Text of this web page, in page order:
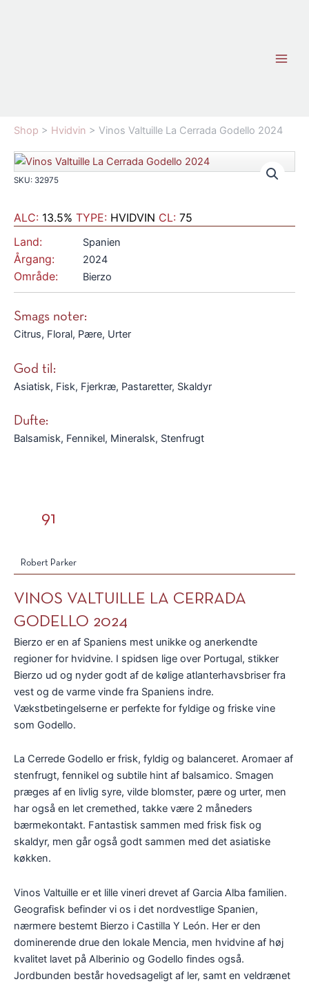
Shop > Hvidvin > Vinos Valtuille La Cerrada Godello 2024
SKU: 32975
ALC: 13.5% TYPE: HVIDVIN CL: 75
Land:
Spanien
Årgang: 2024
Område: Bierzo
Smags noter:
Citrus, Floral, Pære, Urter
God til:
Asiatisk, Fisk, Fjerkræ, Pastaretter, Skaldyr
Dufte:
Balsamisk, Fennikel, Mineralsk, Stenfrugt
91
Robert Parker
VINOS VALTUILLE LA CERRADA
GODELLO 2024
Bierzo er en af Spaniens mest unikke og anerkendte
regioner for hvidvine. I spidsen lige over Portugal, stikker
Bierzo ud og nyder godt af de kølige atlanterhavsbriser fra
vest og de varme vinde fra Spaniens indre.
Vækstbetingelserne er perfekte for fyldige og friske vine
som Godello.
La Cerrede Godello er frisk, fyldig og balanceret. Aromaer af
stenfrugt, fennikel og subtile hint af balsamico. Smagen
præges af en livlig syre, vilde blomster, pære og urter, men
har også en let cremethed, takke være 2 måneders
bærmekontakt. Fantastisk sammen med frisk fisk og
skaldyr, men går også godt sammen med det asiatiske
køkken.
Vinos Valtuille er et lille vineri drevet af Garcia Alba familien.
Geografisk befinder vi os i det nordvestlige Spanien,
nærmere bestemt Bierzo i Castilla Y León. Her er den
dominerende drue den lokale Mencia, men hvidvine af høj
kvalitet lavet på Alberinio og Godello findes også.
Jordbunden består hovedsageligt af ler, samt en veldrænet